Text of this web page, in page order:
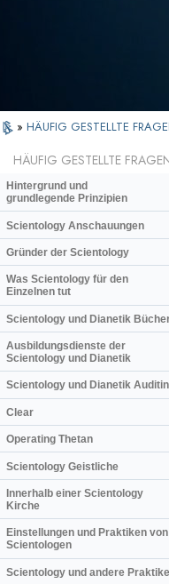
» HÄUFIG GESTELLTE
HÄUFIG GESTELLTE
Hintergrund und
grundlegende Prinzipien
Scientology Anschauungen
Gründer der Scientology
Was Scientology für den
Einzelnen tut
Scientology und Dianetik
Ausbildungsdienste der
Scientology und Dianetik
Scientology und Dianetik
Clear
Operating Thetan
Scientology Geistliche
Innerhalb einer Scientology
Kirche
Einstellungen und Praktiken von
Scientologen
Scientology und andere